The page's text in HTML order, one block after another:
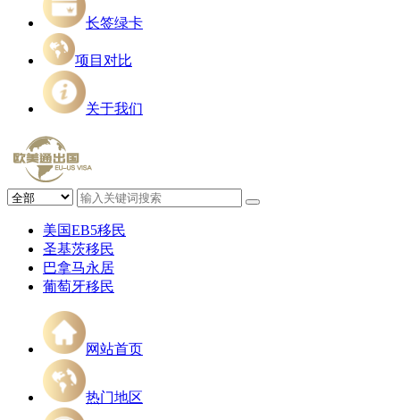
长签绿卡
项目对比
关于我们
美国EB5移民
圣基茨移民
巴拿马永居
葡萄牙移民
网站首页
热门地区